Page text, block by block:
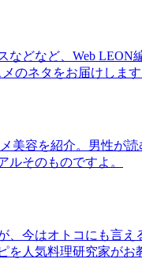
どなど、Web
のネタをお届けしま
美容を紹介。男性が
そのものですよ。
、今はオトコにも言
人気料理研究家がお